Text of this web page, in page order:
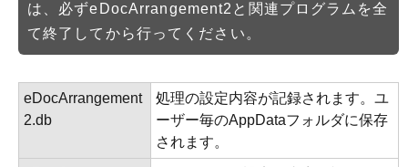
は、必ずeDocArrangement2と関連プログラムを全
て終了してから行ってください。
eDocArrangement
2.db
処理の設定内容が記録されます。ユ
ーザー毎のAppDataフォルダに保存
されます。